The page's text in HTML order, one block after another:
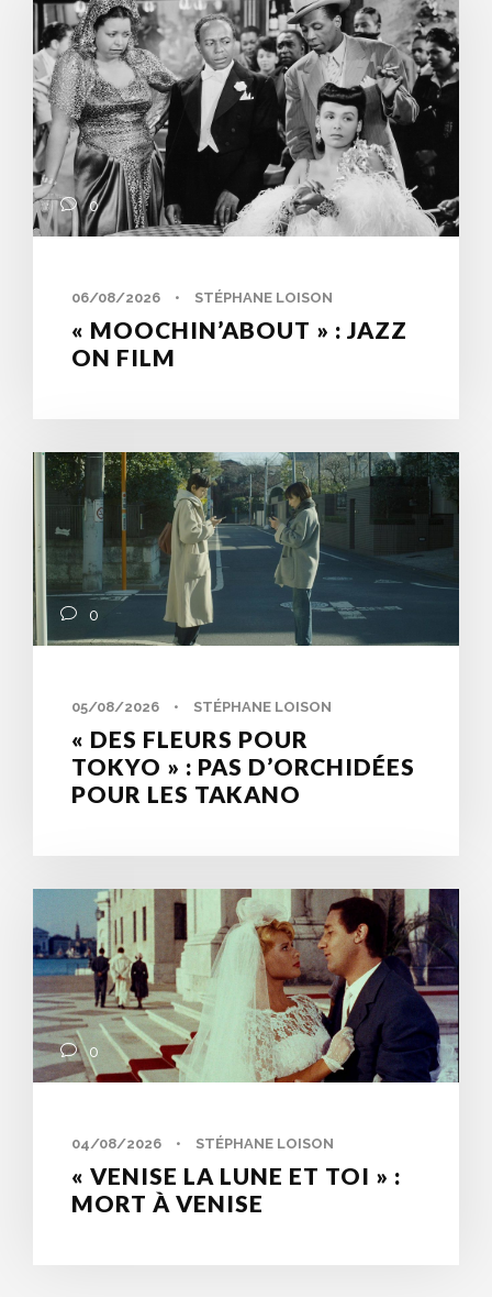
0
06/08/2026 • STÉPHANE LOISON
« MOOCHIN’ABOUT » : JAZZ
ON FILM
0
05/08/2026 • STÉPHANE LOISON
« DES FLEURS POUR
TOKYO » : PAS D’ORCHIDÉES
POUR LES TAKANO
0
04/08/2026 • STÉPHANE LOISON
« VENISE LA LUNE ET TOI » :
MORT À VENISE